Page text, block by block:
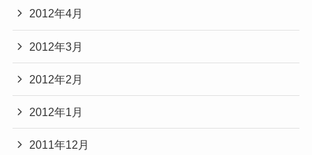
2012年4月
2012年3月
2012年2月
2012年1月
2011年12月